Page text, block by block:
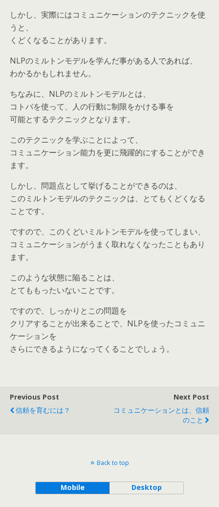
しかし、実際にはコミュニケーションのテクニックを使
うと、
くどくなることがあります。
NLPのミルトンモデルを学んだ事がある人であれば、
わかるかもしれません。
ちなみに、NLPのミルトンモデルとは、
コトバを使って、人の行動に制限をかける事を
可能とするテクニックとなります。
このテクニックを学ぶことによって、
コミュニケーション能力を更に飛躍的にすることができ
ます。
しかし、問題点として挙げることができるのは、
このミルトンモデルのテクニックは、とてもくどくなる
ことです。
ですので、このくどいミルトンモデルを使ってしまい、
コミュニケーションがうまく取れなくなったこともあり
ます。
このような状態に陥ることは、
とてももったいないことです。
ですので、しっかりとこの問題を
クリアすることが出来ることで、NLPを使ったコミュニ
ケーションを
さらにできるようになってくることでしょう。
Previous Post
信頼を育むには？
Next Post
コミュニケーションとは、信頼
のこと
Back to top
Mobile Desktop